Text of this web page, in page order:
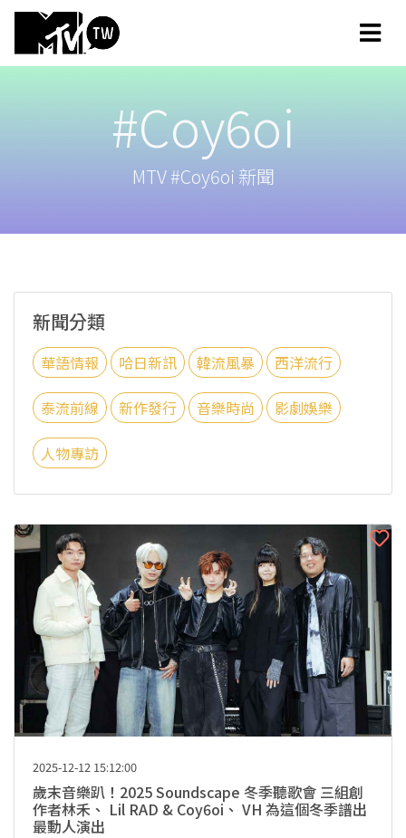
#Coy6oi
MTV #Coy6oi 新聞
新聞分類
華語情報 哈日新訊 韓流風暴 西洋流行
泰流前線 新作發行 音樂時尚 影劇娛樂
人物專訪
2025-12-12 15:12:00
歲末音樂趴！2025 Soundscape 冬季聽歌會 三組創
作者林禾、 Lil RAD & Coy6oi、 VH 為這個冬季譜出
最動人演出